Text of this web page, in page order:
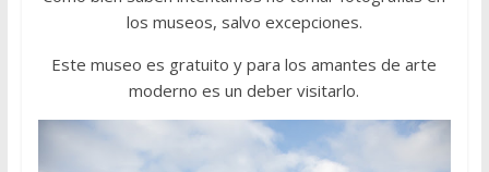
los museos, salvo excepciones.
Este museo es gratuito y para los amantes de arte
moderno es un deber visitarlo.